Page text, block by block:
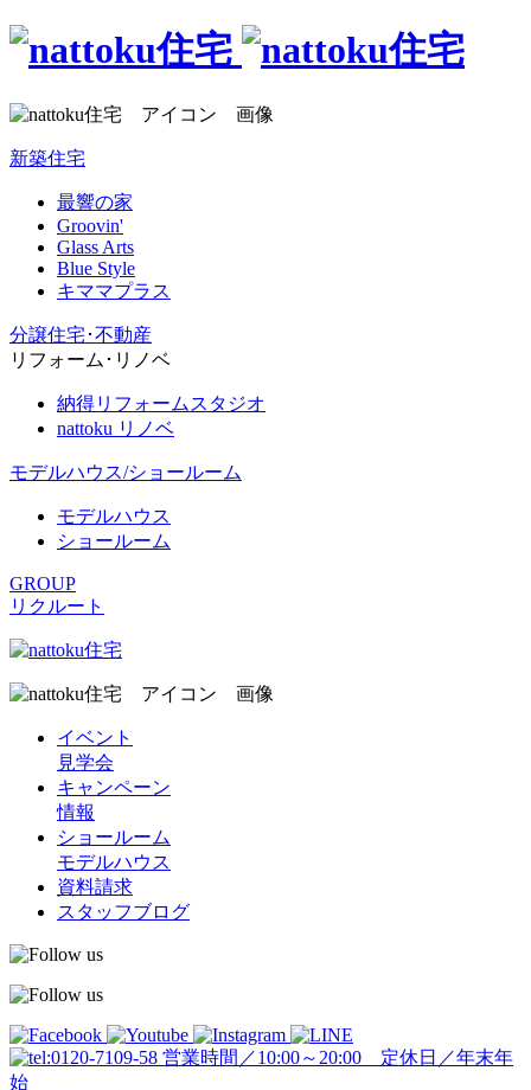
新築住宅
最響の家
Groovin'
Glass Arts
Blue Style
キママプラス
分譲住宅･不動産
リフォーム･リノベ
納得リフォームスタジオ
nattoku リノベ
モデルハウス/ショールーム
モデルハウス
ショールーム
GROUP
リクルート
イベント
見学会
キャンペーン
情報
ショールーム
モデルハウス
資料請求
スタッフブログ
営業時間／10:00～20:00 定休日／年末年
始